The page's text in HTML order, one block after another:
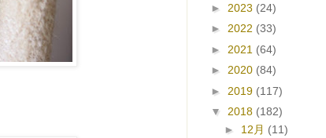
► 2023 (24)
► 2022 (33)
► 2021 (64)
► 2020 (84)
► 2019 (117)
▼ 2018 (182)
► 12月 (11)